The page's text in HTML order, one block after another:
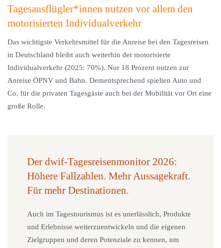
Tagesausflügler*innen nutzen vor allem den
motorisierten Individualverkehr
Das wichtigste Verkehrsmittel für die Anreise bei den Tagesreisen
in Deutschland bleibt auch weiterhin der motorisierte
Individualverkehr (2025: 70%). Nur 18 Prozent nutzen zur
Anreise ÖPNV und Bahn. Dementsprechend spielten Auto und
Co. für die privaten Tagesgäste auch bei der Mobilität vor Ort eine
große Rolle.
Der dwif-Tagesreisenmonitor 2026:
Höhere Fallzahlen. Mehr Aussagekraft.
Für mehr Destinationen.
Auch im Tagestourismus ist es unerlässlich, Produkte
und Erlebnisse weiterzuentwickeln und die eigenen
Zielgruppen und deren Potenziale zu kennen, um